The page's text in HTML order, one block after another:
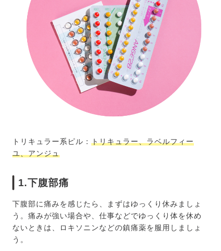
トリキュラー系ピル： トリキュラー、ラベルフィー
ユ、アンジュ
1.下腹部痛
下腹部に痛みを感じたら、まずはゆっくり休みましょ
う。痛みが強い場合や、仕事などでゆっくり体を休め
ないときは、ロキソニンなどの鎮痛薬を服用しましょ
う。